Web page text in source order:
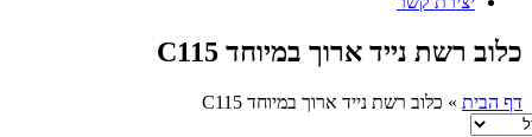
כלוב רשת נייד ארוך במיוחד C115
דף הבית » כלוב רשת נייד ארוך במיוחד C115